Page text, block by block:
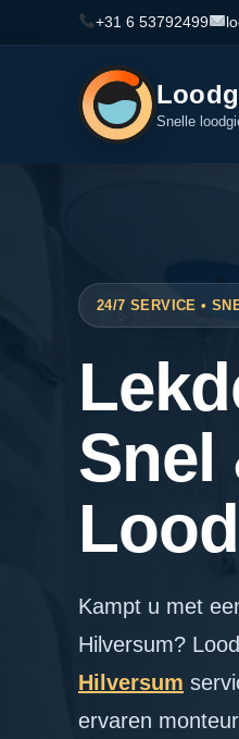
+31 6 53792499
Snelle
24/7 SERVICE •
Snel
Kampt u met
Hilversum?
Hilversum
ervaren